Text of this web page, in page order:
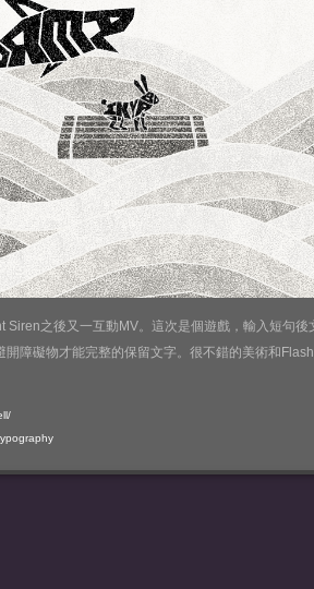
Siren之後又一互動MV。這次是個遊戲，輸入短句後
開障礙物才能完整的保留文字。很不錯的美術和